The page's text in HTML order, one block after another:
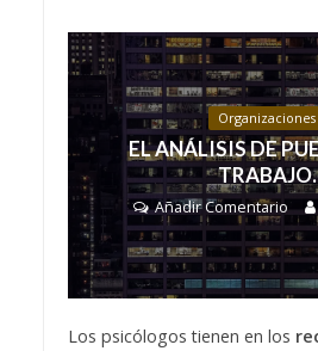
Organizaciones
EL ANÁLISIS DE
TRABAJO.
Añadir Comentario
Los psicólogos tienen en los